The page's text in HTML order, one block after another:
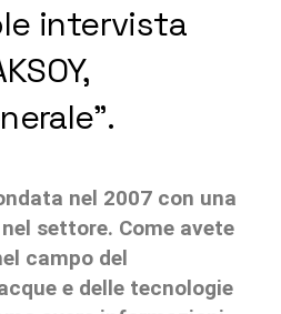
intervista
nel 2007 con una
settore. Come avete
campo del
e delle tecnologie